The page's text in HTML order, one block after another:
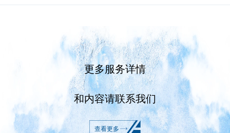
更多服务详情
和内容请联系我们
查看更多